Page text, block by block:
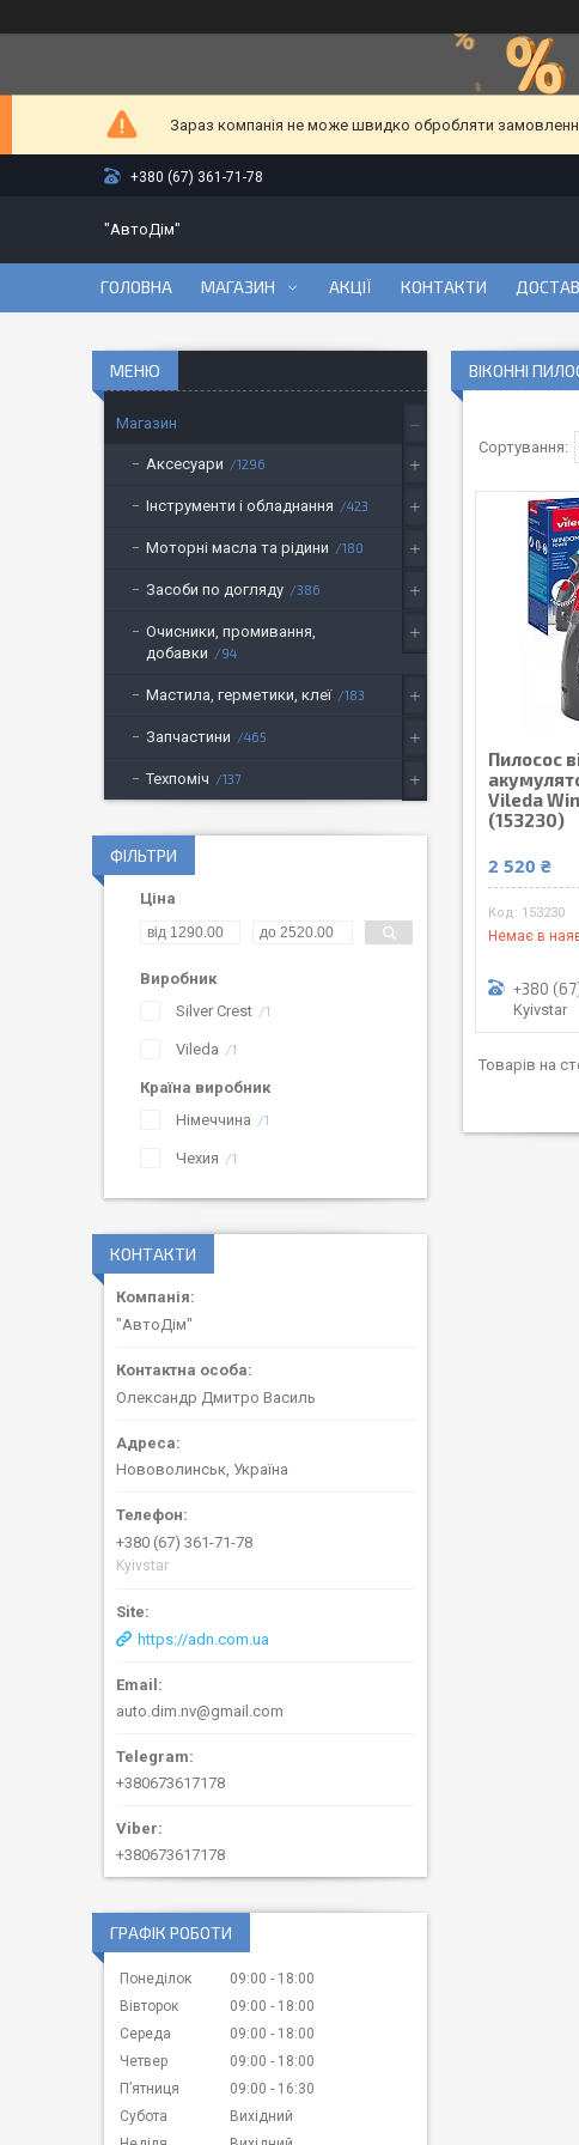
Зараз компанія не може швидко обробляти
+380 (67) 361-71-78
"АвтоДім"
ГОЛОВНА МАГАЗИН АКЦІЇ КОНТАКТИ
ВІКОННІ
Пилосос
Vileda
(153230)
2 520 ₴
153230
Немає в
+380
Kyivstar
Магазин
Аксесуари 1296
Інструменти і обладнання 423
Моторні масла та рідини 180
Засоби по догляду 386
Очисники, промивання,
добавки
94
Мастила, герметики, клеї 183
Запчастини 465
Техпоміч 137
ФІЛЬТРИ
Ціна
Виробник
Silver Crest
1
Vileda 1
Країна виробник
Німеччина
1
Чехия 1
КОНТАКТИ
"АвтоДім"
Олександр Дмитро Василь
Нововолинськ, Україна
+380 (67) 361-71-78
Kyivstar
https://adn.com.ua
auto.dim.nv@gmail.com
+380673617178
+380673617178
ГРАФІК РОБОТИ
Понеділок 09:00
18:00
Вівторок
09:00
18:00
Середа
09:00
18:00
Четвер
09:00
18:00
Пʼятниця
09:00
16:30
Субота
Вихідний